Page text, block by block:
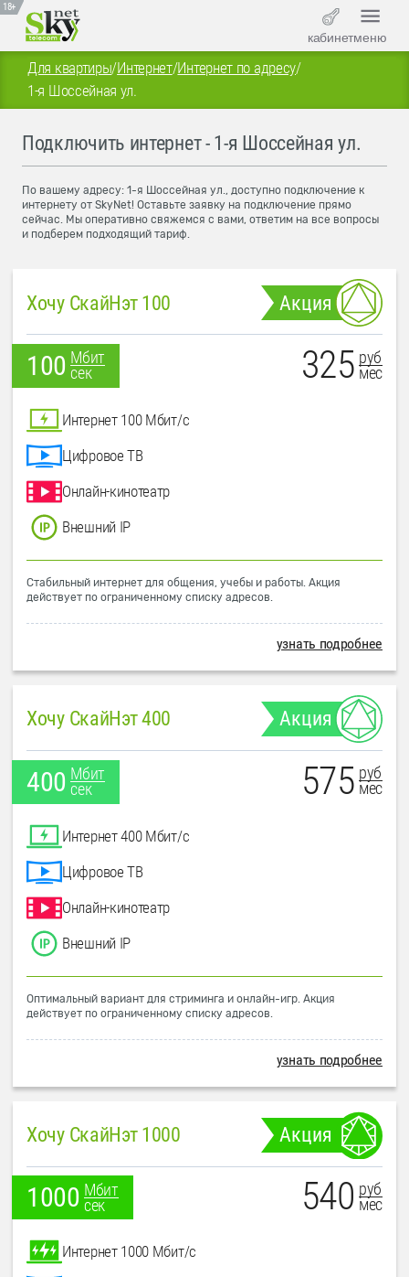
18+
кабинетменю
Для квартиры/Интернет/Интернет по адресу/
1-я Шоссейная ул.
Подключить интернет - 1-я Шоссейная ул.
По вашему адресу: 1-я Шоссейная ул., доступно подключение к
интернету от SkyNet! Оставьте заявку на подключение прямо
сейчас. Мы оперативно свяжемся с вами, ответим на все вопросы
и подберем подходящий тариф.
Хочу СкайНэт 100 Акция
100 Мбит
сек
325 руб
мес
Интернет 100 Мбит/с
Цифровое ТВ
Онлайн-кинотеатр
Внешний IP
Стабильный интернет для общения, учебы и работы. Акция
действует по ограниченному списку адресов.
узнать подробнее
Хочу СкайНэт 400 Акция
400 Мбит
сек
575 руб
мес
Интернет 400 Мбит/с
Цифровое ТВ
Онлайн-кинотеатр
Внешний IP
Оптимальный вариант для стриминга и онлайн-игр. Акция
действует по ограниченному списку адресов.
узнать подробнее
Хочу СкайНэт 1000 Акция
1000 Мбит
сек
540 руб
мес
Интернет 1000 Мбит/с